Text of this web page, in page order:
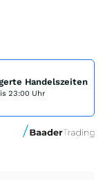
Handelszeiten
23:00 Uhr